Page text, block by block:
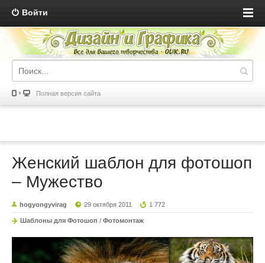
Войти
Полная версия сайта
Женский шаблон для фотошоп
– Мужество
hogyongyvirag 29 октября 2011 1 772
Шаблоны для Фотошоп / Фотомонтаж